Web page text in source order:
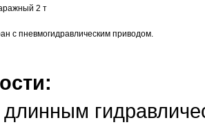
2 т
с пневмогидравлическим приводом.